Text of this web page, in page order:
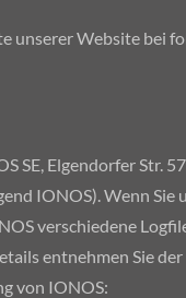
unserer Website bei
SE, Elgendorfer Str.
IONOS). Wenn Sie
verschiedene
entnehmen Sie der
von IONOS: